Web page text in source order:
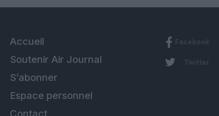
Accueil
Soutenir Air Journal
S’abonner
Espace personnel
Contact